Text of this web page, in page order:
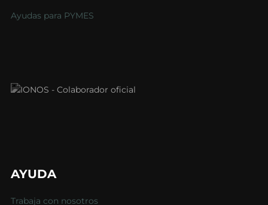
Ayudas para PYMES
AYUDA
Trabaja con nosotros